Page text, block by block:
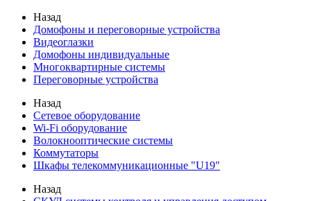
Назад
Домофоны и переговорные устройства
Видеоглазки
Домофоны индивидуальные
Многоквартирные системы
Переговорные устройства
Назад
Сетевое оборудование
Wi-Fi оборудование
Волокнооптические системы
Коммутаторы
Шкафы телекоммуникационные "U19"
Назад